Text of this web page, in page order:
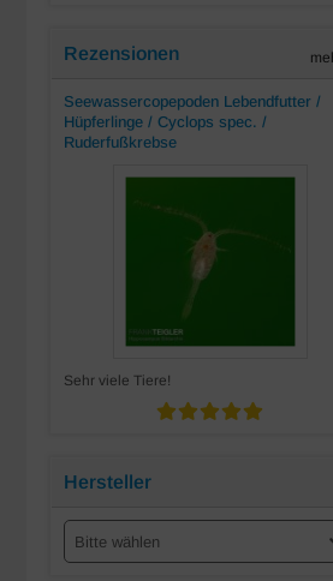
Rezensionen
Seewassercopepoden Lebendfutter /
Hüpferlinge / Cyclops spec. /
Ruderfußkrebse
Sehr viele Tiere!
Hersteller
Bitte wählen